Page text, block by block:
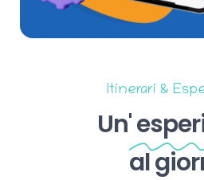
Itinerari &
Un'
al